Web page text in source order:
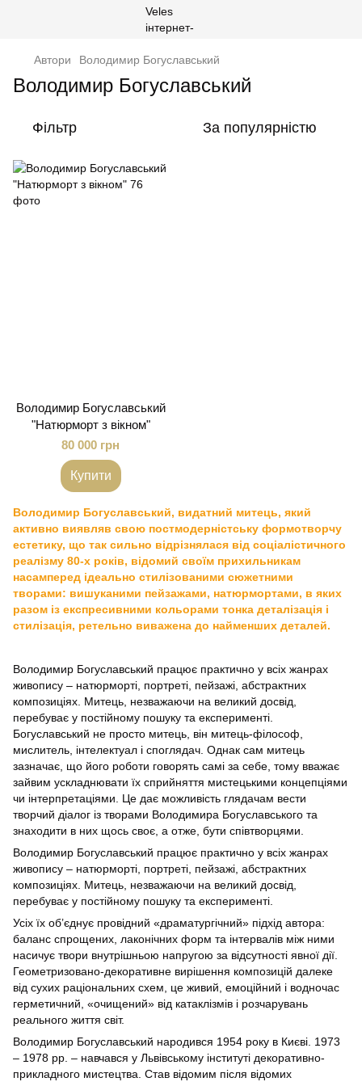
Автори Володимир Богуславський
Володимир Богуславський
Фільтр За популярністю
Володимир Богуславський
"Натюрморт з вікном"
80 000 грн
Купити
Володимир Богуславський, видатний митець, який
активно виявляв свою постмодерністську формотворчу
естетику, що так сильно відрізнялася від соціалістичного
реалізму 80-х років, відомий своїм прихильникам
насамперед ідеально стилізованими сюжетними
творами: вишуканими пейзажами, натюрмортами, в яких
разом із експресивними кольорами тонка деталізація і
стилізація, ретельно виважена до найменших деталей.
Володимир Богуславський працює практично у всіх жанрах
живопису – натюрморті, портреті, пейзажі, абстрактних
композиціях. Митець, незважаючи на великий досвід,
перебуває у постійному пошуку та експерименті.
Богуславський не просто митець, він митець-філософ,
мислитель, інтелектуал і споглядач. Однак сам митець
зазначає, що його роботи говорять самі за себе, тому вважає
зайвим ускладнювати їх сприйняття мистецькими концепціями
чи інтерпретаціями. Це дає можливість глядачам вести
творчий діалог із творами Володимира Богуславського та
знаходити в них щось своє, а отже, бути співтворцями.
Володимир Богуславський працює практично у всіх жанрах
живопису – натюрморті, портреті, пейзажі, абстрактних
композиціях. Митець, незважаючи на великий досвід,
перебуває у постійному пошуку та експерименті.
Усіх їх об’єднує провідний «драматургічний» підхід автора:
баланс спрощених, лаконічних форм та інтервалів між ними
насичує твори внутрішньою напругою за відсутності явної дії.
Геометризовано-декоративне вирішення композицій далеке
від сухих раціональних схем, це живий, емоційний і водночас
герметичний, «очищений» від катаклізмів і розчарувань
реального життя світ.
Володимир Богуславський народився 1954 року в Києві. 1973
– 1978 рр. – навчався у Львівському інституті декоративно-
прикладного мистецтва. Став відомим після відомих